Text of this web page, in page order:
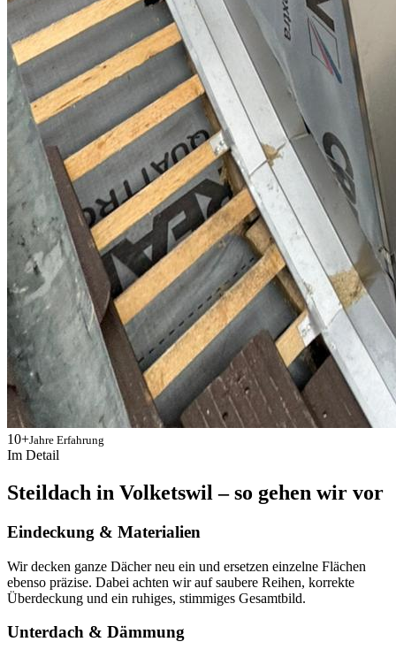
10+Jahre Erfahrung
Im Detail
Steildach in Volketswil – so gehen wir vor
Eindeckung & Materialien
Wir decken ganze Dächer neu ein und ersetzen einzelne Flächen
ebenso präzise. Dabei achten wir auf saubere Reihen, korrekte
Überdeckung und ein ruhiges, stimmiges Gesamtbild.
Unterdach & Dämmung